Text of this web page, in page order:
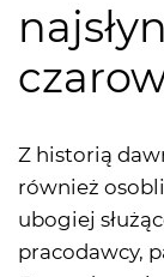
Z historią
również
ubogiej
pracodawcy,